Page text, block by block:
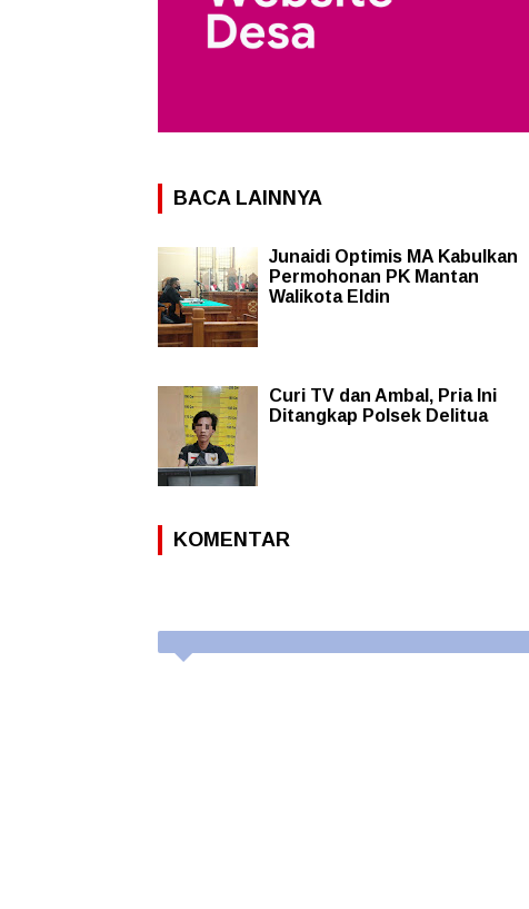
BACA LAINNYA
Junaidi Optimis MA Kabulkan
Permohonan PK Mantan
Walikota Eldin
Curi TV dan Ambal, Pria Ini
Ditangkap Polsek Delitua
KOMENTAR